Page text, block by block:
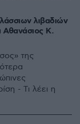
λιβαδιών
Αθανάσιος Κ.
της
- Τι λέει η